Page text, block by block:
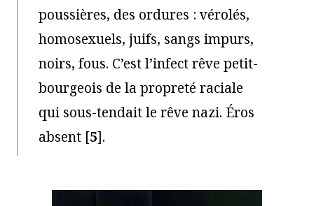
poussières, des ordures : vérolés,
homosexuels, juifs, sangs impurs,
noirs, fous. C’est l’infect rêve petit-
bourgeois de la propreté raciale
qui sous-tendait le rêve nazi. Éros
absent [5].